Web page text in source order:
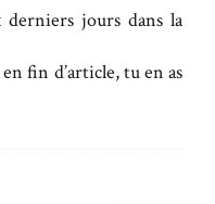
jours dans la
fin d’article, tu en as